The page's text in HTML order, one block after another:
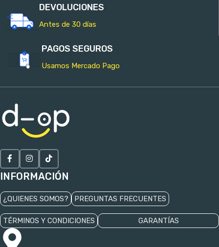
DEVOLUCIONES
Antes de 30 días
PAGOS SEGUROS
Usamos Mercado Pago
INFORMACIÓN
¿QUIENES SOMOS? PREGUNTAS FRECUENTES
TÉRMINOS Y CONDICIONES GARANTÍAS